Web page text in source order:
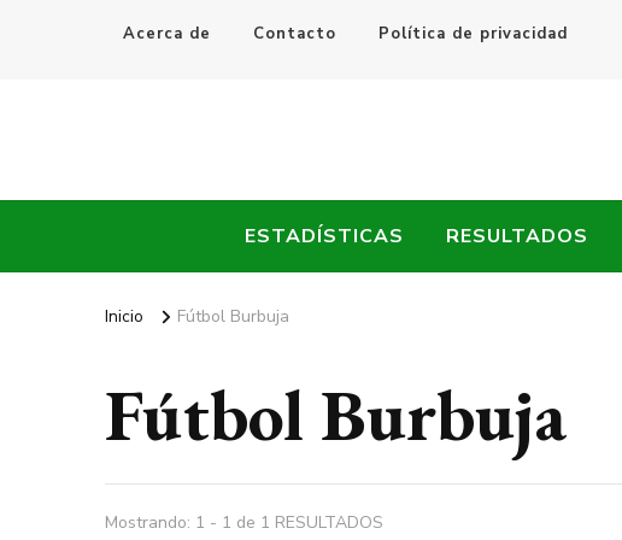
Acerca de Contacto Política de privacidad
Every Fútbol
ESTADÍSTICAS RESULTADOS
Inicio Fútbol Burbuja
Fútbol Burbuja
Mostrando: 1 - 1 de 1 RESULTADOS